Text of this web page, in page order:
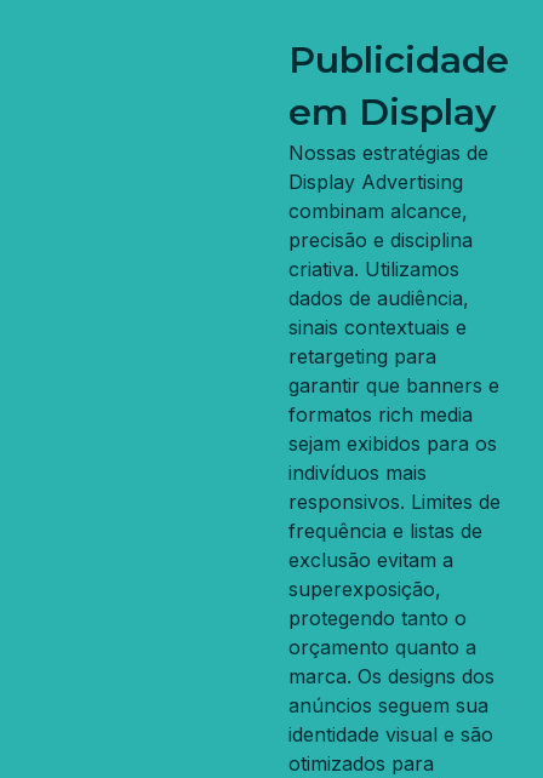
Publicidade
em Display
Nossas estratégias de
Display Advertising
combinam alcance,
precisão e disciplina
criativa. Utilizamos
dados de audiência,
sinais contextuais e
retargeting para
garantir que banners e
formatos rich media
sejam exibidos para os
indivíduos mais
responsivos. Limites de
frequência e listas de
exclusão evitam a
superexposição,
protegendo tanto o
orçamento quanto a
marca. Os designs dos
anúncios seguem sua
identidade visual e são
otimizados para